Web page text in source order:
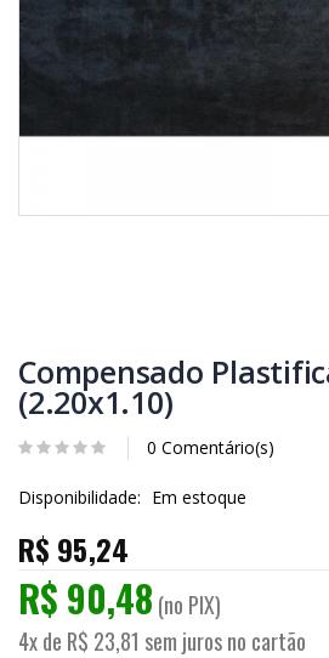
Compensado
(2.20x1.10)
0 Comentário(s)
Disponibilidade: Em estoque
R$ 95,24
R$ 90,48 (no PIX)
4x de R$ 23,81 sem juros no cartão